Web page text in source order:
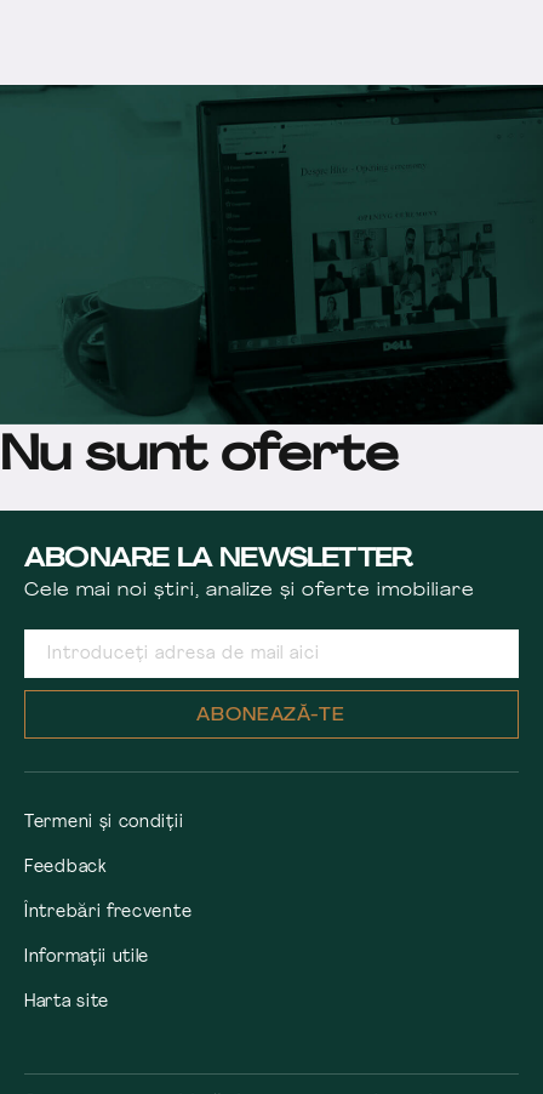
Nu sunt oferte
ABONARE LA NEWSLETTER
Cele mai noi știri, analize și oferte imobiliare
ABONEAZĂ-TE
Termeni și condiții
Feedback
Întrebări frecvente
Informații utile
Harta site